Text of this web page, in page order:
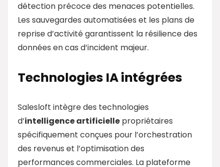
détection précoce des menaces potentielles.
Les sauvegardes automatisées et les plans de
reprise d’activité garantissent la résilience des
données en cas d’incident majeur.
Technologies IA intégrées
Salesloft intègre des technologies
d’intelligence artificielle propriétaires
spécifiquement conçues pour l’orchestration
des revenus et l’optimisation des
performances commerciales. La plateforme